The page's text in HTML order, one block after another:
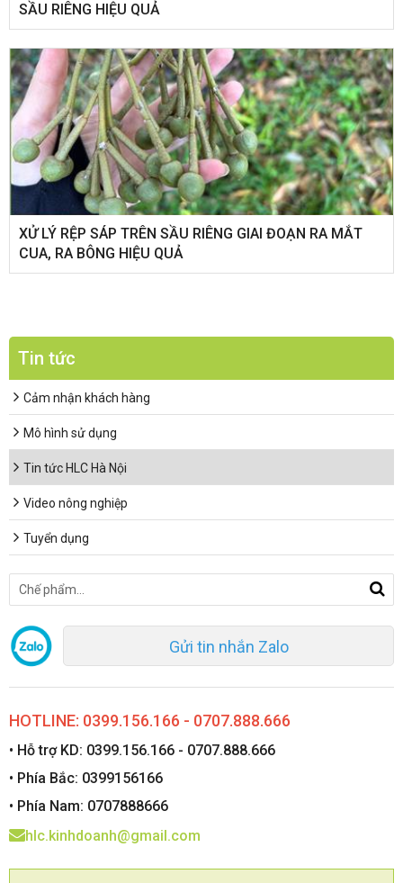
SẦU RIÊNG HIỆU QUẢ
XỬ LÝ RỆP SÁP TRÊN SẦU RIÊNG GIAI ĐOẠN RA MẮT
CUA, RA BÔNG HIỆU QUẢ
Tin tức
Cảm nhận khách hàng
Mô hình sử dụng
Tin tức HLC Hà Nội
Video nông nghiệp
Tuyển dụng
Gửi tin nhắn Zalo
HOTLINE: 0399.156.166 - 0707.888.666
• Hỗ trợ KD: 0399.156.166 - 0707.888.666
• Phía Bắc: 0399156166
• Phía Nam: 0707888666
hlc.kinhdoanh@gmail.com